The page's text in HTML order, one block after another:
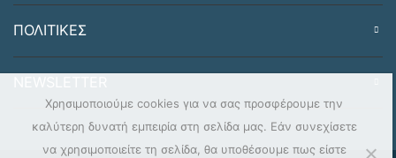
ΠΟΛΙΤΙΚΕΣ
Χρησιμοποιούμε cookies για να σας προσφέρουμε την
καλύτερη δυνατή εμπειρία στη σελίδα μας. Εάν συνεχίσετε
να χρησιμοποιείτε τη σελίδα, θα υποθέσουμε πως είστε